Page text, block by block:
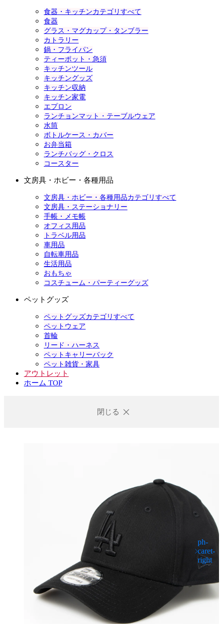
食器・キッチンカテゴリすべて
食器
グラス・マグカップ・タンブラー
カトラリー
鍋・フライパン
ティーポット・急須
キッチンツール
キッチングッズ
キッチン収納
キッチン家電
エプロン
ランチョンマット・テーブルウェア
水筒
ボトルケース・カバー
お弁当箱
ランチバッグ・クロス
コースター
文房具・ホビー・各種用品
文房具・ホビー・各種用品カテゴリすべて
文房具・ステーショナリー
手帳・メモ帳
オフィス用品
トラベル用品
車用品
自転車用品
生活用品
おもちゃ
コスチューム・パーティーグッズ
ペットグッズ
ペットグッズカテゴリすべて
ペットウェア
首輪
リード・ハーネス
ペットキャリーバック
ペット雑貨・家具
アウトレット
ホーム TOP
閉じる